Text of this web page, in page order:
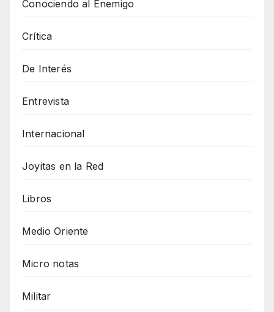
Conociendo al Enemigo
Crítica
De Interés
Entrevista
Internacional
Joyitas en la Red
Libros
Medio Oriente
Micro notas
Militar